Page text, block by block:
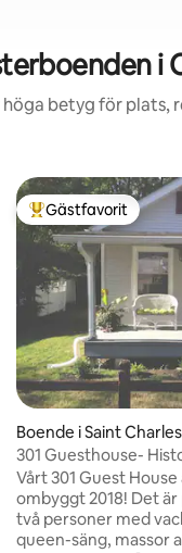
i
betyg för plats,
betyg,
Populär gästfavorit
Gästfavorit
Boende i Saint Charles
301 Guesthouse-
Katy Trail
Vårt 301 Guest
ombyggt 2018! Det
två personer med
queen-säng, massor